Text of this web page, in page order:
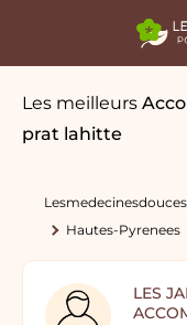
Les meilleurs
prat lahitte
Hautes-Pyrenees
LES